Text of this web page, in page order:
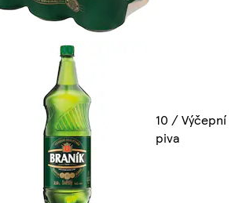
10 / Výčepní
piva